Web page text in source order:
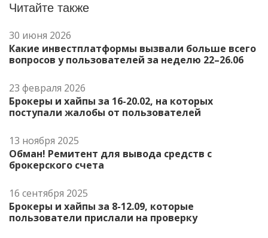
Читайте также
30 июня 2026
Какие инвестплатформы вызвали больше всего
вопросов у пользователей за неделю 22–26.06
23 февраля 2026
Брокеры и хайпы за 16-20.02, на которых
поступали жалобы от пользователей
13 ноября 2025
Обман! Ремитент для вывода средств с
брокерского счета
16 сентября 2025
Брокеры и хайпы за 8-12.09, которые
пользователи прислали на проверку